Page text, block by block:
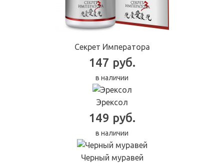
Секрет Императора
147 руб.
в наличии
Эрексол
149 руб.
в наличии
Черный муравей